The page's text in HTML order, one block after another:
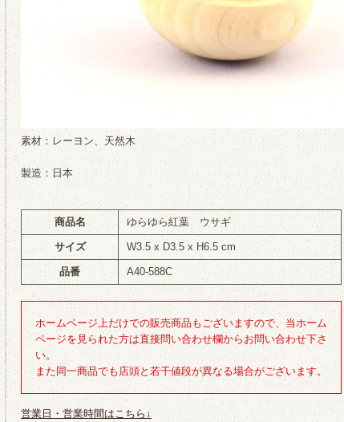
素材：レーヨン、天然木
製造：日本
商品名 ゆらゆら紅葉 ウサギ
サイズ W3.5 x D3.5 x H6.5 cm
品番 A40-588C
ホームページ上だけでの販売商品もございますので、当ホーム
ページを見られた方は直接問い合わせ欄からお問い合わせ下さ
い。
また同一商品でも店頭と若干値段が異なる場合がございます。
営業日・営業時間はこちら↓